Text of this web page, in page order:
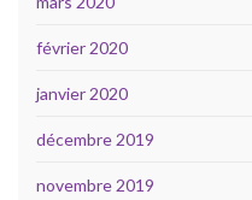
février 2020
janvier 2020
décembre 2019
novembre 2019